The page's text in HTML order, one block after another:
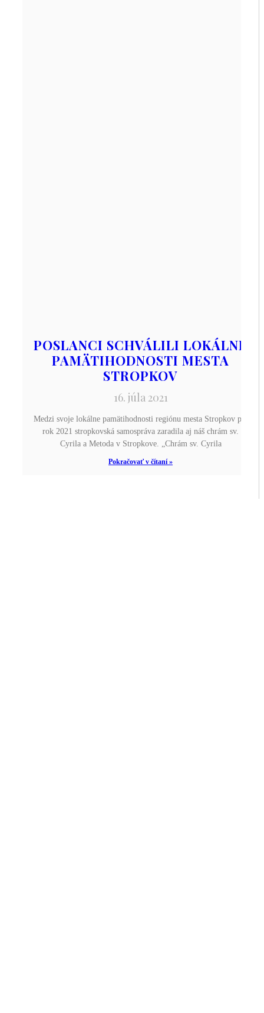
POSLANCI SCHVÁLILI LOKÁLNE
PAMÄTIHODNOSTI MESTA
STROPKOV
16. júla 2021
Medzi svoje lokálne pamätihodnosti regiónu mesta Stropkov pre
rok 2021 stropkovská samospráva zaradila aj náš chrám sv.
Cyrila a Metoda v Stropkove. „Chrám sv. Cyrila
Pokračovať v čítaní »